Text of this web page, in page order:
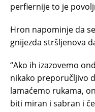
perfiernije to je
Hron napominje da
gnijezda stršljenova
“Ako ih izazovemo
nikako preporučljivo
lamaćemo rukama,
biti miran i sabran i